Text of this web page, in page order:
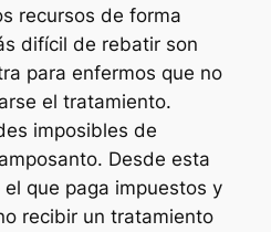
recursos de forma
difícil de rebatir son
para enfermos que no
el tratamiento.
imposibles de
Desde esta
que paga impuestos y
recibir un tratamiento